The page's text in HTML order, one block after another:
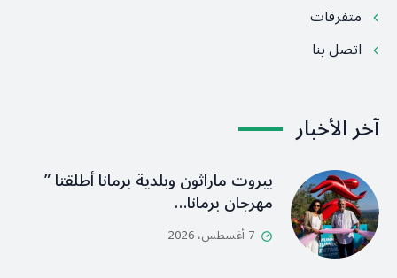
متفرقات
اتصل بنا
آخر الأخبار
بيروت ماراثون وبلدية برمانا أطلقتا ”
مهرجان برمانا…
7 أغسطس، 2026